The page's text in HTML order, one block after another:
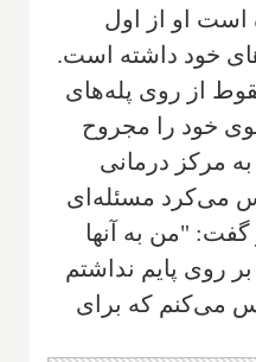
او از اول
خود داشته است‌.
از روی پله‌های
خود را مجروح
به مرکز درمانی
می‌کرد مسئله‌ای
گفت: "من به آنها
روی پایم نداشتم
می‌کنم که برای